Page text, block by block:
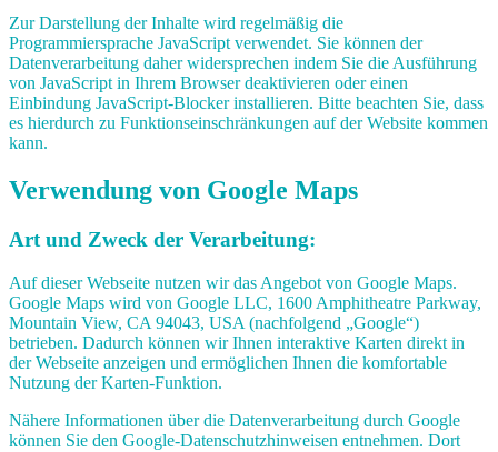
Zur Darstellung der Inhalte wird regelmäßig die
Programmiersprache JavaScript verwendet. Sie können der
Datenverarbeitung daher widersprechen indem Sie die Ausführung
von JavaScript in Ihrem Browser deaktivieren oder einen
Einbindung JavaScript-Blocker installieren. Bitte beachten Sie, dass
es hierdurch zu Funktionseinschränkungen auf der Website kommen
kann.
Verwendung von Google Maps
Art und Zweck der Verarbeitung:
Auf dieser Webseite nutzen wir das Angebot von Google Maps.
Google Maps wird von Google LLC, 1600 Amphitheatre Parkway,
Mountain View, CA 94043, USA (nachfolgend „Google“)
betrieben. Dadurch können wir Ihnen interaktive Karten direkt in
der Webseite anzeigen und ermöglichen Ihnen die komfortable
Nutzung der Karten-Funktion.
Nähere Informationen über die Datenverarbeitung durch Google
können Sie den Google-Datenschutzhinweisen entnehmen. Dort